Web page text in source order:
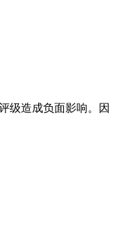
级造成负面影响。因